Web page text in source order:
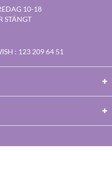
10-18
STÄNGT
: 123 209 64 51
YoutubeInstagram